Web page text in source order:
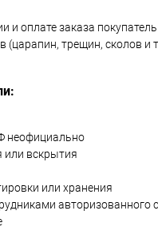
оплате заказа
(царапин, трещин, сколов
неофициально
или вскрытия
или хранения
авторизованного